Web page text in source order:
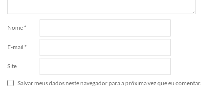
Nome *
E-mail *
Site
Salvar meus dados neste navegador para a próxima vez que eu comentar.